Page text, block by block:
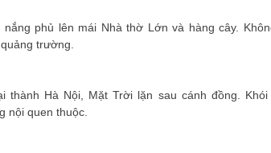
nắng phủ lên mái Nhà thờ Lớn và hàng cây.
trường.
thành Hà Nội, Mặt Trời lặn sau cánh đồng.
nội quen thuộc.